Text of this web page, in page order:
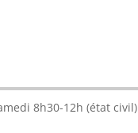
8h30-12h (état civil)